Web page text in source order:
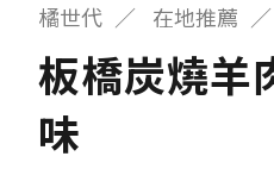
橘世代 在地推薦
板橋炭燒羊
味